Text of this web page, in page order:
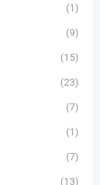
(1)
(9)
(15)
(23)
(7)
(1)
(7)
(13)